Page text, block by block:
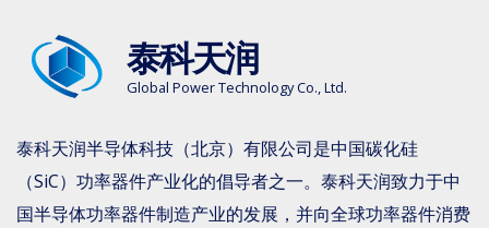
泰科天润
Global Power Technology Co., Ltd.
泰科天润半导体科技（北京）有限公司是中国碳化硅
（SiC）功率器件产业化的倡导者之一。泰科天润致力于中
国半导体功率器件制造产业的发展，并向全球功率器件消费